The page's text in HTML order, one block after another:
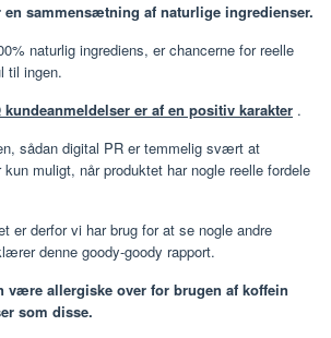
en sammensætning af naturlige ingredienser.
naturlig ingrediens, er chancerne for reelle
til ingen.
kundeanmeldelser er af en positiv karakter .
sådan digital PR er temmelig svært at
muligt, når produktet har nogle reelle fordele
er derfor vi har brug for at se nogle andre
denne goody-goody rapport.
være allergiske over for brugen af ​​koffein
som disse.